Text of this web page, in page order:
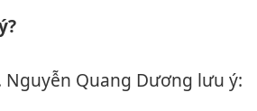
Nguyễn Quang Dương lưu ý: